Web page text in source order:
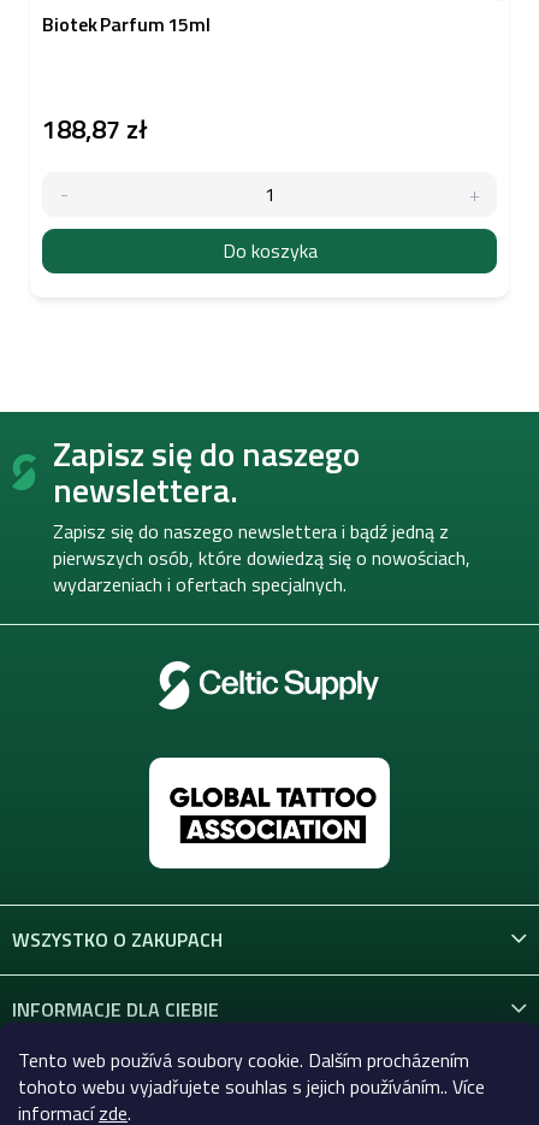
Tento web používá soubory cookie. Dalším procházením
tohoto webu vyjadřujete souhlas s jejich používáním.. Více
informacízde.
Biotek Parfum 15ml
188,87 zł
Do koszyka
S
Zapisz się do naszego
newslettera.
Zapisz się do naszego newslettera i bądź jedną z
pierwszych osób, które dowiedzą się o nowościach,
wydarzeniach i ofertach specjalnych.
WSZYSTKO O ZAKUPACH
INFORMACJE DLA CIEBIE
KONTAKT